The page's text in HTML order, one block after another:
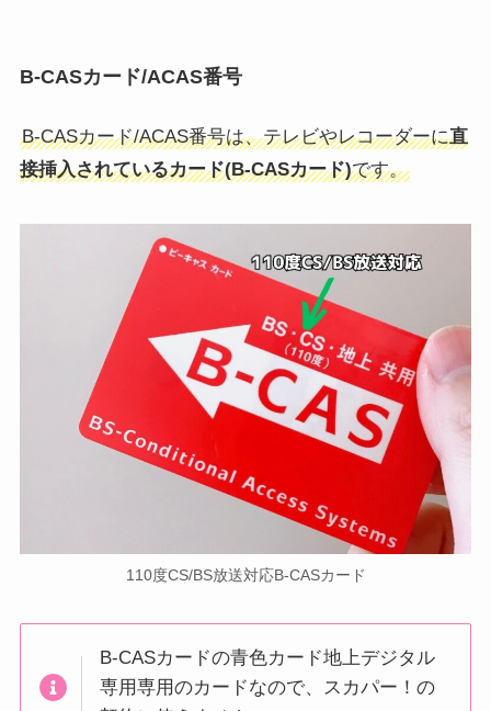
B-CASカード/ACAS番号
B-CASカード/ACAS番号は、テレビやレコーダーに直
接挿入されているカード(B-CASカード)です。
110度CS/BS放送対応B-CASカード
B-CASカードの青色カード地上デジタル
専用専用のカードなので、スカパー！の